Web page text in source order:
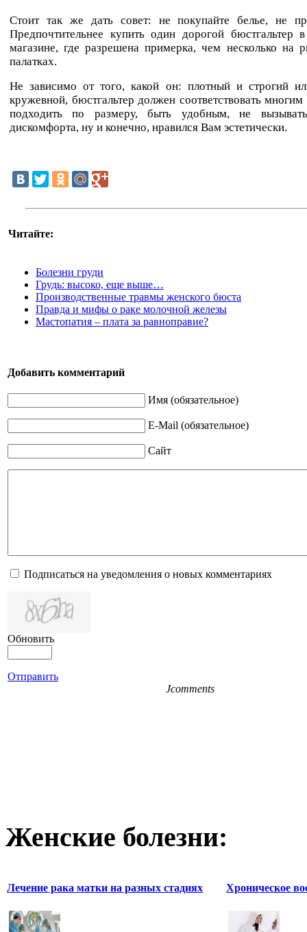
Стоит так же дать совет: не покупайте белье, не
Предпочтительнее купить один дорогой бюстгальтер
магазине, где разрешена примерка, чем несколько на
палатках.
Не зависимо от того, какой он: плотный и строгий
кружевной, бюстгальтер должен соответствовать
подходить по размеру, быть удобным, не
дискомфорта, ну и конечно, нравился Вам эстетически.
Читайте:
Болезни груди
Грудь: высоко, еще выше…
Производственные травмы женского бюста
Правда и мифы о раке молочной железы
Мастопатия – плата за равноправие?
Добавить комментарий
Имя (обязательное)
E-Mail (обязательное)
Сайт
Подписаться на уведомления о новых комментариях
Обновить
Отправить
Jcomments
Женские болезни:
Лечение рака матки на разных стадиях Хроническое